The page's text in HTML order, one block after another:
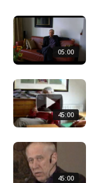
05:00
45:00
45:00